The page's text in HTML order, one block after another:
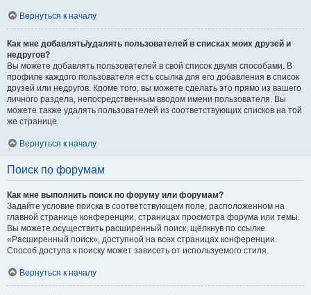
Вернуться к началу
Как мне добавлять/удалять пользователей в списках моих друзей и
недругов?
Вы можете добавлять пользователей в свой список двумя способами. В
профиле каждого пользователя есть ссылка для его добавления в список
друзей или недругов. Кроме того, вы можете сделать это прямо из вашего
личного раздела, непосредственным вводом имени пользователя. Вы
можете также удалять пользователей из соответствующих списков на той
же странице.
Вернуться к началу
Поиск по форумам
Как мне выполнить поиск по форуму или форумам?
Задайте условие поиска в соответствующем поле, расположенном на
главной странице конференции, страницах просмотра форума или темы.
Вы можете осуществить расширенный поиск, щёлкнув по ссылке
«Расширенный поиск», доступной на всех страницах конференции.
Способ доступа к поиску может зависеть от используемого стиля.
Вернуться к началу